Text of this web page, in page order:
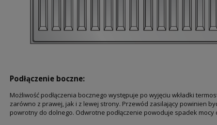
Podłączenie boczne:
Możliwość podłączenia bocznego występuje po wyjęciu wkładki
zarówno z prawej, jak i z lewej strony. Przewód zasilający powinien
powrotny do dolnego. Odwrotne podłączenie powoduje spadek mocy